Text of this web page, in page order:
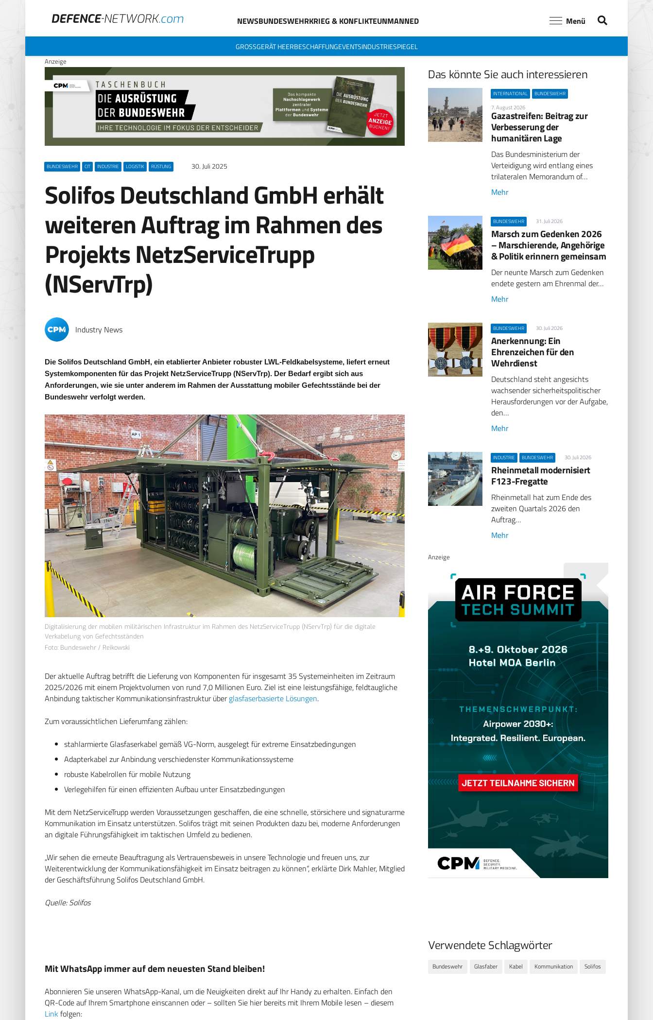
NEWSBUNDESWEHRKRIEG & KONFLIKTEUNMANNED Menü
GROSSGERÄT HEERBESCHAFFUNGEVENTSINDUSTRIESPIEGEL
Anzeige
BUNDESWEHR CIT INDUSTRIE LOGISTIK RÜSTUNG 30. Juli 2025
Solifos Deutschland GmbH erhält
weiteren Auftrag im Rahmen des
Projekts NetzServiceTrupp
(NServTrp)
Industry News
Die Solifos Deutschland GmbH, ein etablierter Anbieter robuster LWL-Feldkabelsysteme, liefert erneut
Systemkomponenten für das Projekt NetzServiceTrupp (NServTrp). Der Bedarf ergibt sich aus
Anforderungen, wie sie unter anderem im Rahmen der Ausstattung mobiler Gefechtsstände bei der
Bundeswehr verfolgt werden.
Digitalisierung der mobilen militärischen Infrastruktur im Rahmen des NetzServiceTrupp (NServTrp) für die digitale
Verkabelung von Gefechtsständen
Foto: Bundeswehr / Reikowski
Der aktuelle Auftrag betrifft die Lieferung von Komponenten für insgesamt 35 Systemeinheiten im Zeitraum
2025/2026 mit einem Projektvolumen von rund 7,0 Millionen Euro. Ziel ist eine leistungsfähige, feldtaugliche
Anbindung taktischer Kommunikationsinfrastruktur überglasfaserbasierte Lösungen.
Zum voraussichtlichen Lieferumfang zählen:
stahlarmierte Glasfaserkabel gemäß VG-Norm, ausgelegt für extreme Einsatzbedingungen
Adapterkabel zur Anbindung verschiedenster Kommunikationssysteme
robuste Kabelrollen für mobile Nutzung
Verlegehilfen für einen effizienten Aufbau unter Einsatzbedingungen
Mit dem NetzServiceTrupp werden Voraussetzungen geschaffen, die eine schnelle, störsichere und signaturarme
Kommunikation im Einsatz unterstützen. Solifos trägt mit seinen Produkten dazu bei, moderne Anforderungen
an digitale Führungsfähigkeit im taktischen Umfeld zu bedienen.
„Wir sehen die erneute Beauftragung als Vertrauensbeweis in unsere Technologie und freuen uns, zur
Weiterentwicklung der Kommunikationsfähigkeit im Einsatz beitragen zu können“, erklärte Dirk Mahler, Mitglied
der Geschäftsführung Solifos Deutschland GmbH.
Quelle: Solifos
Mit WhatsApp immer auf dem neuesten Stand bleiben!
Abonnieren Sie unseren WhatsApp-Kanal, um die Neuigkeiten direkt auf Ihr Handy zu erhalten. Einfach den
QR-Code auf Ihrem Smartphone einscannen oder – sollten Sie hier bereits mit Ihrem Mobile lesen – diesem
Link folgen:
Das könnte Sie auch interessieren
INTERNATIONAL BUNDESWEHR
7. August 2026
Gazastreifen: Beitrag zur
Verbesserung der
humanitären Lage
Das Bundesministerium der
Verteidigung wird entlang eines
trilateralen Memorandum of…
Mehr
BUNDESWEHR 31. Juli 2026
Marsch zum Gedenken 2026
– Marschierende, Angehörige
& Politik erinnern gemeinsam
Der neunte Marsch zum Gedenken
endete gestern am Ehrenmal der…
Mehr
BUNDESWEHR 30. Juli 2026
Anerkennung: Ein
Ehrenzeichen für den
Wehrdienst
Deutschland steht angesichts
wachsender sicherheitspolitischer
Herausforderungen vor der Aufgabe,
den…
Mehr
INDUSTRIE BUNDESWEHR 30. Juli 2026
Rheinmetall modernisiert
F123-Fregatte
Rheinmetall hat zum Ende des
zweiten Quartals 2026 den
Auftrag…
Mehr
Anzeige
Verwendete Schlagwörter
Bundeswehr Glasfaber Kabel Kommunikation Solifos